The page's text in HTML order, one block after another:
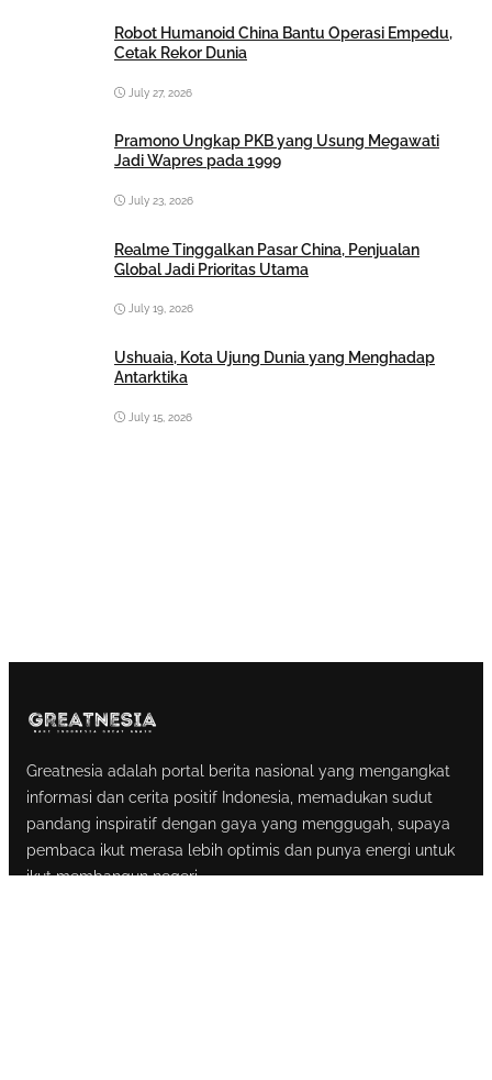
Robot Humanoid China Bantu Operasi Empedu,
Cetak Rekor Dunia
July 27, 2026
Pramono Ungkap PKB yang Usung Megawati
Jadi Wapres pada 1999
July 23, 2026
Realme Tinggalkan Pasar China, Penjualan
Global Jadi Prioritas Utama
July 19, 2026
Ushuaia, Kota Ujung Dunia yang Menghadap
Antarktika
July 15, 2026
Greatnesia adalah portal berita nasional yang mengangkat
informasi dan cerita positif Indonesia, memadukan sudut
pandang inspiratif dengan gaya yang menggugah, supaya
pembaca ikut merasa lebih optimis dan punya energi untuk
ikut membangun negeri.